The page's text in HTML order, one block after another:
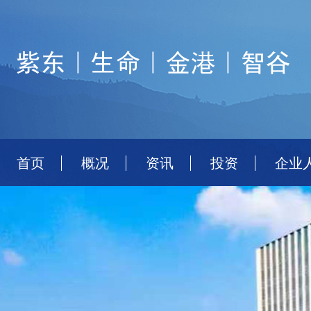
首页 概况 资讯 投资 企业